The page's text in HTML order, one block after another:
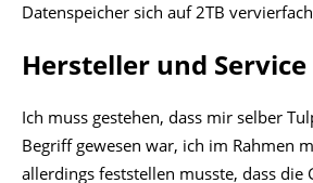
Datenspeicher sich auf 2TB
Hersteller und Service
Ich muss gestehen, dass mir selber
Begriff gewesen war, ich im Rahmen
allerdings feststellen musste, dass die